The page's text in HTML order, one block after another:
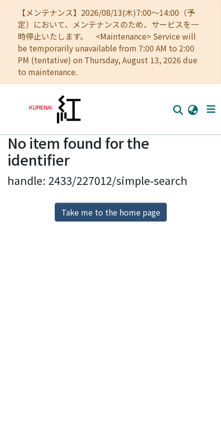
【メンテナンス】2026/08/13(木)7:00～14:00（予
定）において、メンテナンスのため、サービスを一
時停止いたします。 <Maintenance> Service will
be temporarily unavailable from 7:00 AM to 2:00
PM (tentative) on Thursday, August 13, 2026 due
to maintenance.
Home
Communities
Browse
Download Ranking
No item found for the
identifier
handle: 2433/227012/simple-search
Take me to the home page